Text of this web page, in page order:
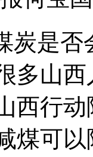
炭是
多山
西行动
煤可